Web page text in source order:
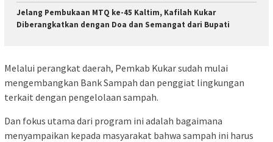
Jelang Pembukaan MTQ ke-45 Kaltim, Kafilah Kukar
Diberangkatkan dengan Doa dan Semangat dari Bupati
Melalui perangkat daerah, Pemkab Kukar sudah mulai
mengembangkan Bank Sampah dan penggiat lingkungan
terkait dengan pengelolaan sampah.
Dan fokus utama dari program ini adalah bagaimana
menyampaikan kepada masyarakat bahwa sampah ini harus